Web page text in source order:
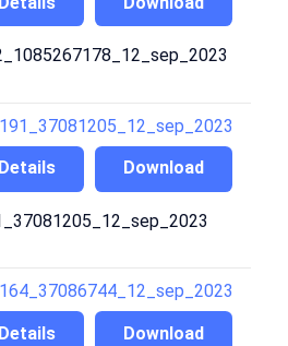
Download
Details
Download
Details